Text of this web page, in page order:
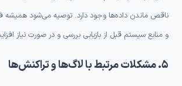
ناقص ماندن داده‌ها وجود دارد. توصیه می‌شود همیشه
و منابع سیستم قبل از بازیابی بررسی و در صورت نیاز